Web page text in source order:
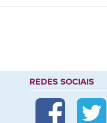
REDES SOCIAIS